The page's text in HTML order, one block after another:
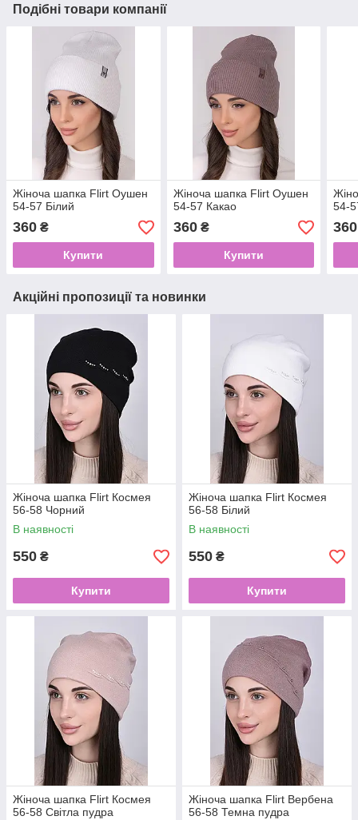
Подібні товари компанії
Жіноча шапка Flirt Оушен
54-57 Білий
360 ₴
Купити
Жіноча шапка Flirt Оушен
54-57 Какао
360₴
Купити
54-
360
Акційні пропозиції та новинки
Жіноча шапка Flirt Космея
56-58 Чорний
В наявності
550 ₴
Купити
Жіноча шапка Flirt Космея
56-58 Білий
В наявності
550 ₴
Купити
Жіноча шапка Flirt Космея
56-58 Світла пудра
Жіноча шапка Flirt Вербена
56-58 Темна пудра